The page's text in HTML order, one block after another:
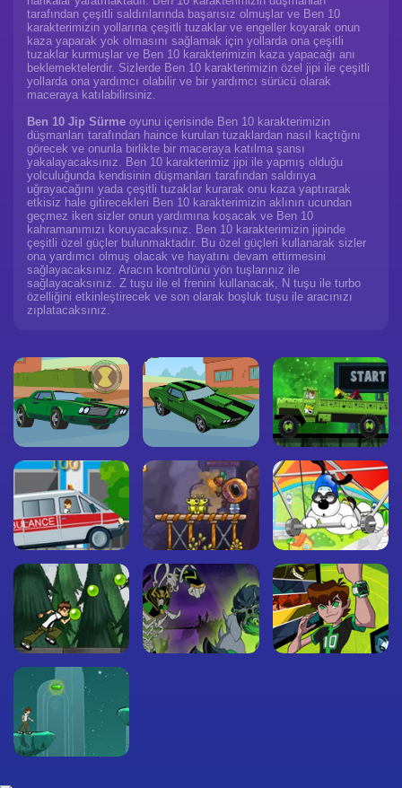
tarafından çeşitli saldırılarında başarısız olmuşlar ve Ben 10
karakterimizin yollarına çeşitli tuzaklar ve engeller koyarak onun
kaza yaparak yok olmasını sağlamak için yollarda ona çeşitli
tuzaklar kurmuşlar ve Ben 10 karakterimizin kaza yapacağı anı
beklemektelerdir. Sizlerde Ben 10 karakterimizin özel jipi ile çeşitli
yollarda ona yardımcı olabilir ve bir yardımcı sürücü olarak
maceraya katılabilirsiniz.
Ben 10 Jip Sürme oyunu içerisinde Ben 10 karakterimizin
düşmanları tarafından haince kurulan tuzaklardan nasıl kaçtığını
görecek ve onunla birlikte bir maceraya katılma şansı
yakalayacaksınız. Ben 10 karakterimiz jipi ile yapmış olduğu
yolculuğunda kendisinin düşmanları tarafından saldırıya
uğrayacağını yada çeşitli tuzaklar kurarak onu kaza yaptırarak
etkisiz hale gitirecekleri Ben 10 karakterimizin aklının ucundan
geçmez iken sizler onun yardımına koşacak ve Ben 10
kahramanımızı koruyacaksınız. Ben 10 karakterimizin jipinde
çeşitli özel güçler bulunmaktadır. Bu özel güçleri kullanarak sizler
ona yardımcı olmuş olacak ve hayatını devam ettirmesini
sağlayacaksınız. Aracın kontrolünü yön tuşlarınız ile
sağlayacaksınız. Z tuşu ile el frenini kullanacak, N tuşu ile turbo
özelliğini etkinleştirecek ve son olarak boşluk tuşu ile aracınızı
zıplatacaksınız.